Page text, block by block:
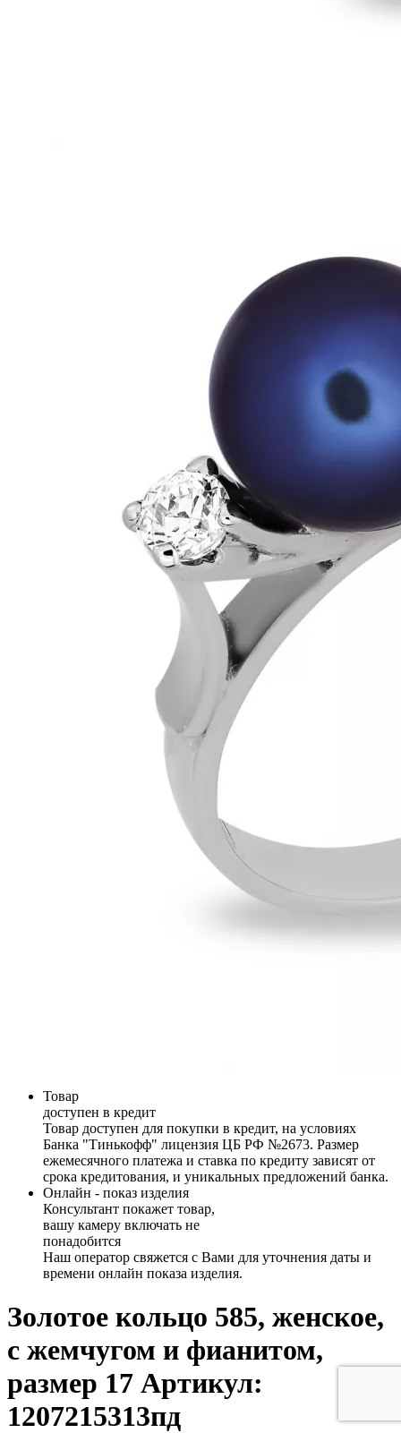
Товар
доступен в кредит
Товар доступен для покупки в кредит, на условиях
Банка "Тинькофф" лицензия ЦБ РФ №2673. Размер
ежемесячного платежа и ставка по кредиту зависят от
срока кредитования, и уникальных предложений банка.
Онлайн - показ изделия
Консультант покажет товар,
вашу камеру включать не
понадобится
Наш оператор свяжется с Вами для уточнения даты и
времени онлайн показа изделия.
Золотое кольцо 585, женское,
с жемчугом и фианитом,
размер 17 Артикул:
1207215313пд